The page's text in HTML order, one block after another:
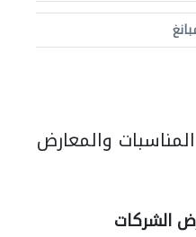
والمعارض
الشركات